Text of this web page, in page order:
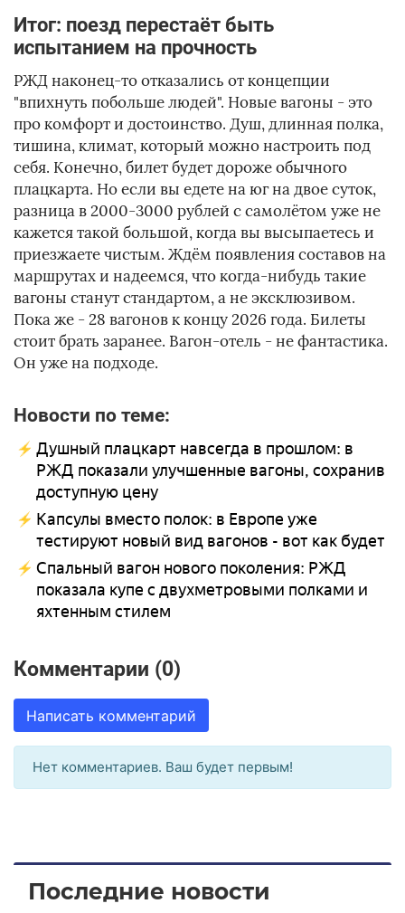
Итог: поезд перестаёт быть
испытанием на прочность
РЖД наконец-то отказались от концепции
"впихнуть побольше людей". Новые вагоны - это
про комфорт и достоинство. Душ, длинная полка,
тишина, климат, который можно настроить под
себя. Конечно, билет будет дороже обычного
плацкарта. Но если вы едете на юг на двое суток,
разница в 2000-3000 рублей с самолётом уже не
кажется такой большой, когда вы высыпаетесь и
приезжаете чистым. Ждём появления составов на
маршрутах и надеемся, что когда-нибудь такие
вагоны станут стандартом, а не эксклюзивом.
Пока же - 28 вагонов к концу 2026 года. Билеты
стоит брать заранее. Вагон-отель - не фантастика.
Он уже на подходе.
Новости по теме:
Душный плацкарт навсегда в прошлом: в
РЖД показали улучшенные вагоны, сохранив
доступную цену
Капсулы вместо полок: в Европе уже
тестируют новый вид вагонов - вот как будет
Спальный вагон нового поколения: РЖД
показала купе с двухметровыми полками и
яхтенным стилем
Комментарии (0)
Написать комментарий
Нет комментариев. Ваш будет первым!
Последние новости